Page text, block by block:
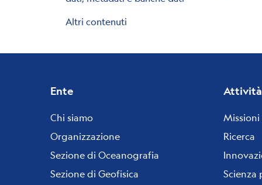
Altri contenuti
Footer
menu
Ente
Chi siamo
Organizzazione
Sezione di Oceanografia
Sezione di Geofisica
Attività
Missioni
Ricerca
Scienza